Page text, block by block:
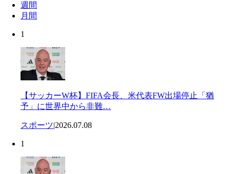
週間
月間
1
【サッカーW杯】FIFA会長、米代表FW出場停止「猶
予」に世界中から非難…
スポーツ|2026.07.08
1